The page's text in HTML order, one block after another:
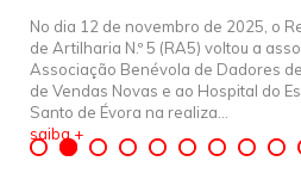
No dia 12 de novembro de 2025, o
de Artilharia N.º 5 (RA5) voltou a
Associação Benévola de Dadores
de Vendas Novas e ao Hospital do
Santo de Évora na realiza...
saiba +